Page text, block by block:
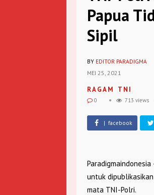
Papua
Sipil
BY EDITOR PARADIGMA
MEI 25, 2021
RAGAM
TNI
0 713 views
| facebook
untuk
mata TNI-Polri.